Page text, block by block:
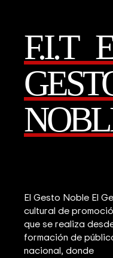
F.I.T
El Gesto Noble El
cultural de
que se realiza
formación de
nacional, donde